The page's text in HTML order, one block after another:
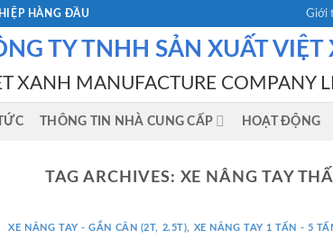
HÀNG ĐẦU Giới
TY TNHH SẢN XUẤT VIỆT
XANH MANUFACTURE COMPANY
THÔNG TIN NHÀ CUNG CẤP HOẠT ĐỘNG
TAG ARCHIVES: XE NÂNG TAY
XE NÂNG TAY - GẮN CÂN (2T, 2.5T) XE NÂNG TAY 1 TẤN - 5